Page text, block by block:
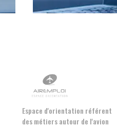
Espace d'orientation référent
des métiers autour de l'avion
Découvrez les avantages
données
DEMANDE